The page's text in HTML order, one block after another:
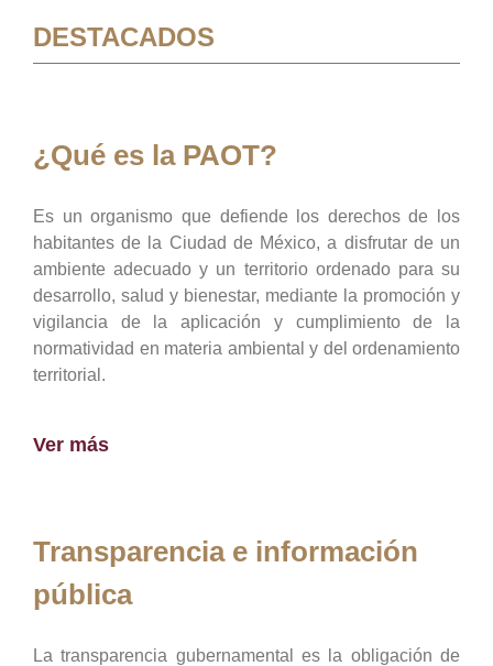
DESTACADOS
¿Qué es la PAOT?
Es un organismo que defiende los derechos de los
habitantes de la Ciudad de México, a disfrutar de un
ambiente adecuado y un territorio ordenado para su
desarrollo, salud y bienestar, mediante la promoción y
vigilancia de la aplicación y cumplimiento de la
normatividad en materia ambiental y del ordenamiento
territorial.
Ver más
Transparencia e información
pública
La transparencia gubernamental es la obligación de